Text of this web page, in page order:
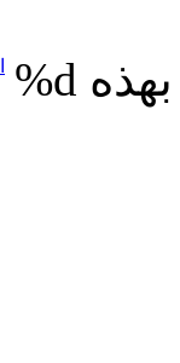
%d